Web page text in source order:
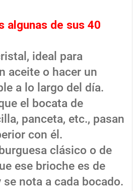
algunas de sus 40
ideal para
aceite o hacer un
a lo largo del día.
el bocata de
panceta, etc., pasan
con él.
clásico o de
ese brioche es de
nota a cada bocado.